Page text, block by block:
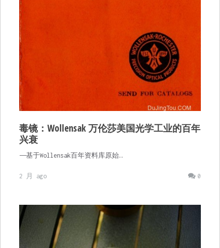
毒镜：Wollensak 万伦莎美国光学工业的百年
兴衰
——基于Wollensak百年资料库原始…
0
2 月 ago